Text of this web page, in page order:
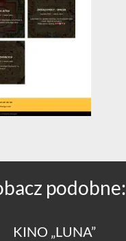
podobne:
KINO „LUNA”